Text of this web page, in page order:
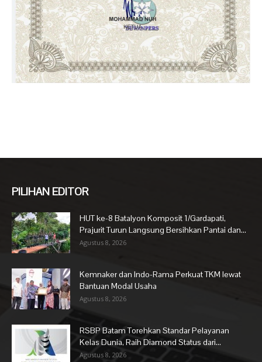
PILIHAN EDITOR
HUT ke-8 Batalyon Komposit 1/Gardapati,
Prajurit Turun Langsung Bersihkan Pantai dan...
Agustus 8, 2026
Kemnaker dan Indo-Rama Perkuat TKM lewat
Bantuan Modal Usaha
Agustus 8, 2026
RSBP Batam Torehkan Standar Pelayanan
Kelas Dunia, Raih Diamond Status dari...
Agustus 8, 2026